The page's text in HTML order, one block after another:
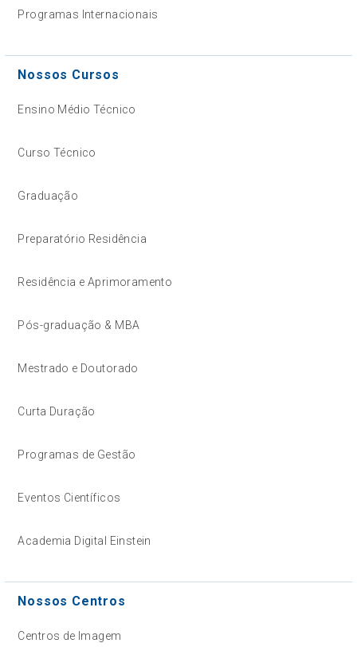
Programas Internacionais
Nossos Cursos
Ensino Médio Técnico
Curso Técnico
Graduação
Preparatório Residência
Residência e Aprimoramento
Pós-graduação & MBA
Mestrado e Doutorado
Curta Duração
Programas de Gestão
Eventos Científicos
Academia Digital Einstein
Nossos Centros
Centros de Imagem